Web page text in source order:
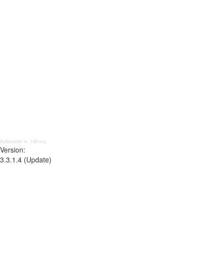
Aufbereitet in: 148 ms;
Version:
3.3.1.4 (Update)